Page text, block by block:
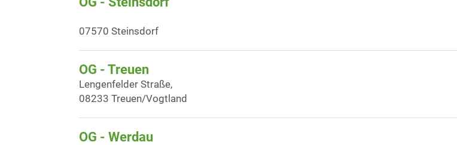
07570 Steinsdorf
OG - Treuen
Lengenfelder Straße,
08233 Treuen/Vogtland
OG - Werdau